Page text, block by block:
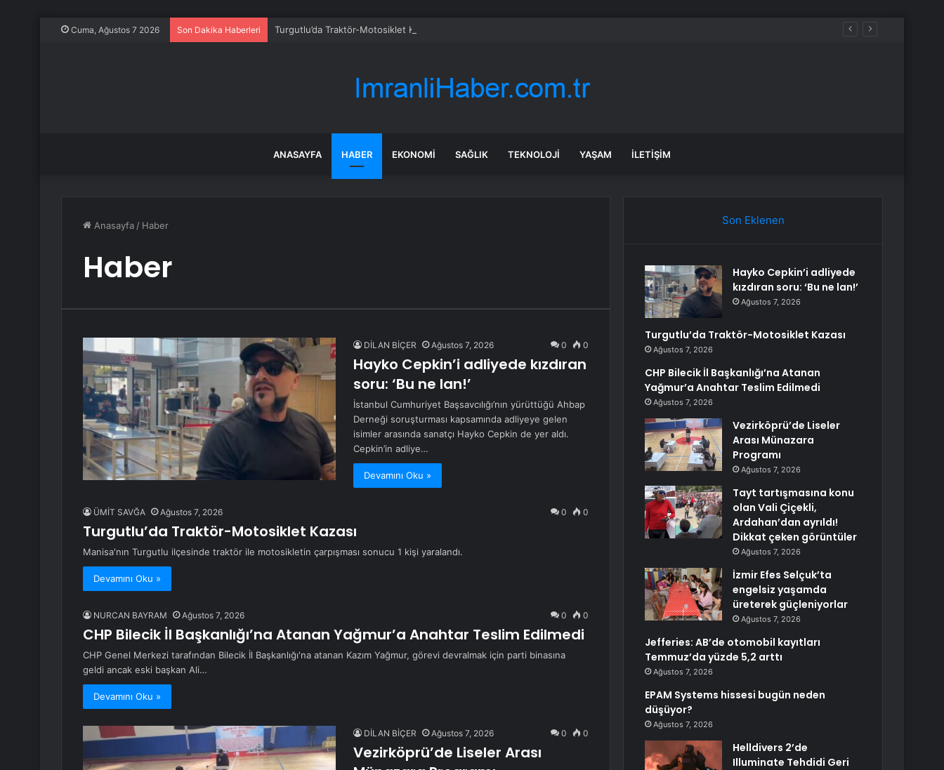
Cuma, Ağustos 7 2026 Son Dakika Haberleri Turgutlu’da Traktör-Motosiklet Kazası
ANASAYFA HABER EKONOMI SAĞLIK TEKNOLOJI YAŞAM İLETIŞIM
Anasayfa / Haber
Haber
DİLAN BİÇER Ağustos 7, 2026 0 0
Hayko Cepkin’i adliyede kızdıran
soru: ‘Bu ne lan!’
İstanbul Cumhuriyet Başsavcılığı’nın yürüttüğü Ahbap
Derneği soruşturması kapsamında adliyeye gelen
isimler arasında sanatçı Hayko Cepkin de yer aldı.
Cepkin’in adliye…
Devamını Oku »
ÜMİT SAVĞA Ağustos 7, 2026 0 0
Turgutlu’da Traktör-Motosiklet Kazası
Manisa'nın Turgutlu ilçesinde traktör ile motosikletin çarpışması sonucu 1 kişi yaralandı.
Devamını Oku »
NURCAN BAYRAM Ağustos 7, 2026 0 0
CHP Bilecik İl Başkanlığı’na Atanan Yağmur’a Anahtar Teslim Edilmedi
CHP Genel Merkezi tarafından Bilecik İl Başkanlığı'na atanan Kazım Yağmur, görevi devralmak için parti binasına
geldi ancak eski başkan Ali…
Devamını Oku »
DİLAN BİÇER Ağustos 7, 2026 0 0
Vezirköprü’de Liseler Arası
Son Eklenen
Hayko Cepkin’i adliyede
kızdıran soru: ‘Bu ne lan!’
Ağustos 7, 2026
Turgutlu’da Traktör-Motosiklet Kazası
Ağustos 7, 2026
CHP Bilecik İl Başkanlığı’na Atanan
Yağmur’a Anahtar Teslim Edilmedi
Ağustos 7, 2026
Vezirköprü’de Liseler
Arası Münazara
Programı
Ağustos 7, 2026
Tayt tartışmasına konu
olan Vali Çiçekli,
Ardahan’dan ayrıldı!
Dikkat çeken görüntüler
Ağustos 7, 2026
İzmir Efes Selçuk’ta
engelsiz yaşamda
üreterek güçleniyorlar
Ağustos 7, 2026
Jefferies: AB’de otomobil kayıtları
Temmuz’da yüzde 5,2 arttı
Ağustos 7, 2026
EPAM Systems hissesi bugün neden
düşüyor?
Ağustos 7, 2026
Helldivers 2’de
Illuminate Tehdidi Geri